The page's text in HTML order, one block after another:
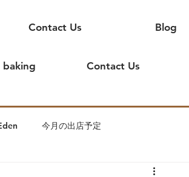
Contact Us
今月の出店予定
Contact Us Blog